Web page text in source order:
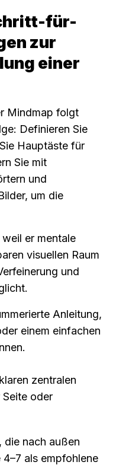
für-
zur
einer
Mindmap folgt
Definieren Sie
Hauptäste für
Sie mit
und
um die
er mentale
visuellen Raum
und
Anleitung,
einem einfachen
zentralen
oder
die nach außen
als empfohlene